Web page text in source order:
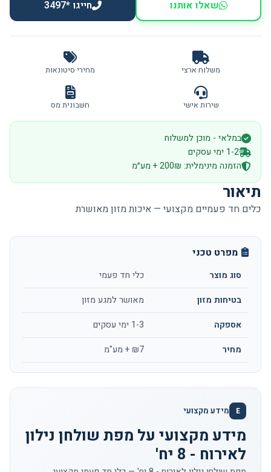
שאלו אותנו חייגו *3497
משלוח ארצי מחירי סיטונאות
שירות אישי חשבונית מס
במלאי - מוכן למשלוח
1-2 ימי עסקים
הזמנה מינימלית: 200₪ + מע״מ
תיאור
כלים חד פעמיים מקצועי — איכות מזון מאושרת
מפרט טכני
סוג מוצר
כלי חד פעמי
בטיחות מזון
מאושר למגע מזון
אספקה
1-3 ימי עסקים
מחיר
₪7 + מע"מ
E מידע מקצועי
מידע מקצועי על מפת שולחן נילון
לאירוח - 8 יח'